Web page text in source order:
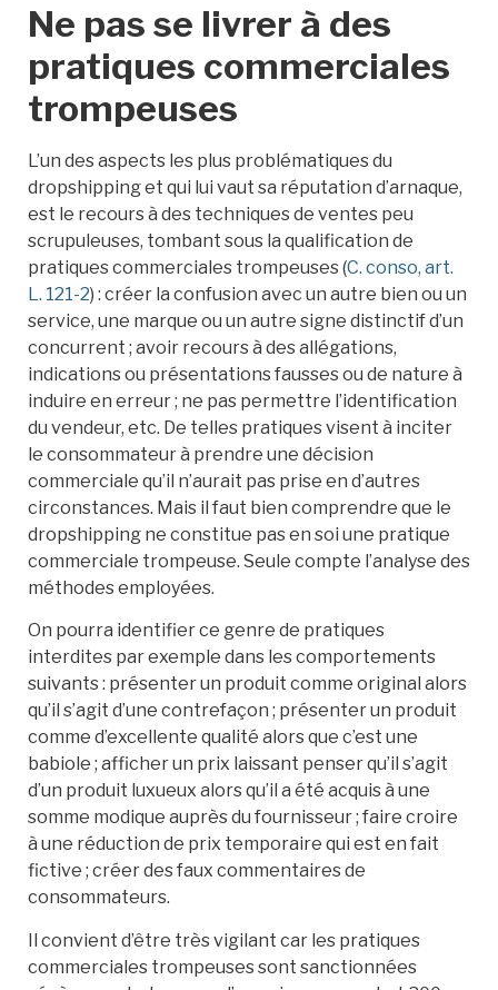
Ne pas se livrer à des
pratiques commerciales
trompeuses
L’un des aspects les plus problématiques du
dropshipping et qui lui vaut sa réputation d’arnaque,
est le recours à des techniques de ventes peu
scrupuleuses, tombant sous la qualification de
pratiques commerciales trompeuses (C. conso, art.
L. 121-2) : créer la confusion avec un autre bien ou un
service, une marque ou un autre signe distinctif d’un
concurrent ; avoir recours à des allégations,
indications ou présentations fausses ou de nature à
induire en erreur ; ne pas permettre l’identification
du vendeur, etc. De telles pratiques visent à inciter
le consommateur à prendre une décision
commerciale qu’il n’aurait pas prise en d’autres
circonstances. Mais il faut bien comprendre que le
dropshipping ne constitue pas en soi une pratique
commerciale trompeuse. Seule compte l’analyse des
méthodes employées.
On pourra identifier ce genre de pratiques
interdites par exemple dans les comportements
suivants : présenter un produit comme original alors
qu’il s’agit d’une contrefaçon ; présenter un produit
comme d’excellente qualité alors que c’est une
babiole ; afficher un prix laissant penser qu’il s’agit
d’un produit luxueux alors qu’il a été acquis à une
somme modique auprès du fournisseur ; faire croire
à une réduction de prix temporaire qui est en fait
fictive ; créer des faux commentaires de
consommateurs.
Il convient d’être très vigilant car les pratiques
commerciales trompeuses sont sanctionnées